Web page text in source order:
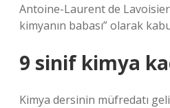
Antoine-Laurent de
kimyanın babası” olarak
9 sinif kimya
Kimya dersinin müfredatı